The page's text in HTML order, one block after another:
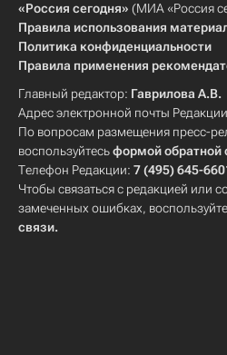
«Россия сегодня» (МИА «Россия
Правила использования
Политика конфиденциальности
Правила применения
Главный редактор: Гаврилова А.В.
Адрес электронной почты
По вопросам размещения пресс-
воспользуйтесьформой обратной
Телефон Редакции: 7 (495) 645-
Чтобы связаться с редакцией или
замеченных ошибках,
связи.